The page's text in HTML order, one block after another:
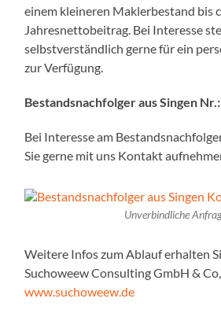
einem kleineren Maklerbestand bis
Jahresnettobeitrag. Bei Interesse
selbstverständlich gerne für ein
zur Verfügung.
Bestandsnachfolger aus Singen
Bei Interesse am
Sie gerne mit uns Kontakt
Unverbindliche
Weitere Infos zum Ablauf erhalten
Suchoweew Consulting GmbH &
www.suchoweew.de